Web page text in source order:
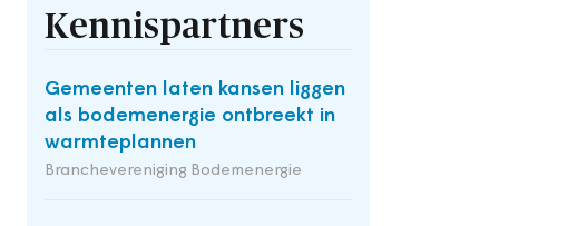
Kennispartners
Gemeenten laten kansen liggen
als bodemenergie ontbreekt in
warmteplannen
Branchevereniging Bodemenergie